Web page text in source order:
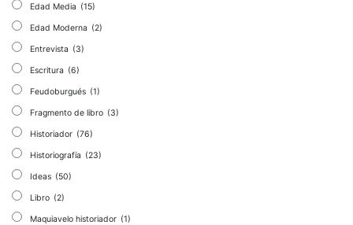
Edad Media (15)
Edad Moderna (2)
Entrevista (3)
Escritura (6)
Feudoburgués (1)
Fragmento de libro (3)
Historiador (76)
Historiografía (23)
Ideas (50)
Libro (2)
Maquiavelo historiador (1)